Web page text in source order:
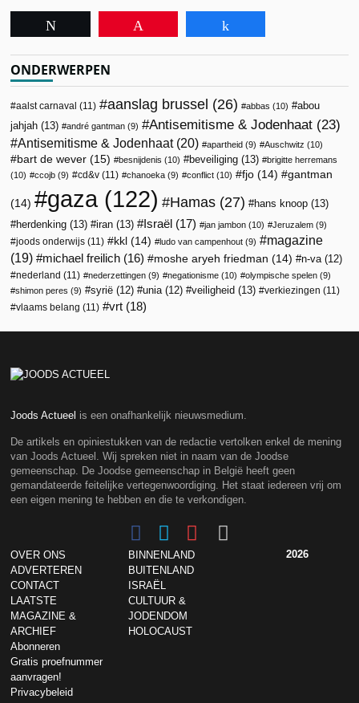
ONDERWERPEN
aalst carnaval (11) aanslag brussel (26) abbas (10)
abou
jahjah (13) andré gantman (9) Antisemitisme & Jodenhaat (23)
Antisemitisme & Jodenhaat(20) apartheid (9) Auschwitz (10)
bart de wever (15) besnijdenis (10) beveiliging (13)
brigitte herremans
(10)
ccojb (9) cd&v (11) chanoeka (9) conflict (10) fjo (14) gantman
(14) gaza (122) Hamas (27) hans knoop (13)
herdenking (13) iran (13) Israël (17) jan jambon (10) Jeruzalem (9)
joods onderwijs (11) kkl (14) ludo van campenhout (9)
magazine
(19)
michael freilich (16) moshe aryeh friedman (14) n-va (12)
nederland (11) nederzettingen (9) negationisme (10) olympische spelen (9)
shimon peres (9) syrië (12) unia (12) veiligheid (13) verkiezingen (11)
vlaams belang (11) vrt (18)
Joods Actueel is een onafhankelijk nieuwsmedium.
De artikels en opiniestukken van de redactie vertolken enkel de mening
van Joods Actueel. Wij spreken niet in naam van de Joodse
gemeenschap. De Joodse gemeenschap in België heeft geen
gemandateerde feitelijke vertegenwoordiging. Het staat iedereen vrij om
een eigen mening te hebben en die te verkondigen.
OVER ONS
ADVERTEREN
CONTACT
LAATSTE
MAGAZINE &
ARCHIEF
Abonneren
Gratis proefnummer
aanvragen!
Privacybeleid
BINNENLAND
BUITENLAND
ISRAËL
CULTUUR &
JODENDOM
HOLOCAUST
2026